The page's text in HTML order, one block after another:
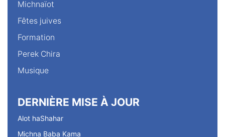
Michnaïot
Fêtes juives
Formation
Perek Chira
Musique
DERNIÈRE MISE À JOUR
Alot haShahar
Michna Baba Kama